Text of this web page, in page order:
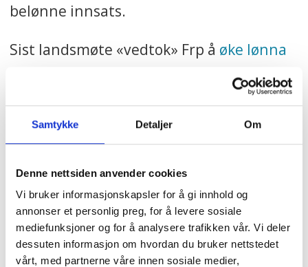
Samtykke Detaljer Om
Denne nettsiden anvender cookies
Vi bruker informasjonskapsler for å gi innhold og
annonser et personlig preg, for å levere sosiale
mediefunksjoner og for å analysere trafikken vår. Vi deler
dessuten informasjon om hvordan du bruker nettstedet
vårt, med partnerne våre innen sosiale medier,
belønne innsats.
Sist landsmøte «vedtok» Frp å øke lønna
for helsefagarbeidere og sykepleiere , noe
som også ble møtt med forundring av
forskere og fagbevegelse.
– Og vi ser jo også at lønna deres har gått
opp. Mange kommuner kjemper om